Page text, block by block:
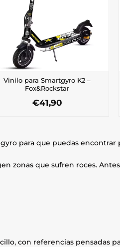
Vinilo para Smartgyro K2 –
Fox&Rockstar
€41,90
para que puedas
zonas que sufren roces.
con referencias pensadas